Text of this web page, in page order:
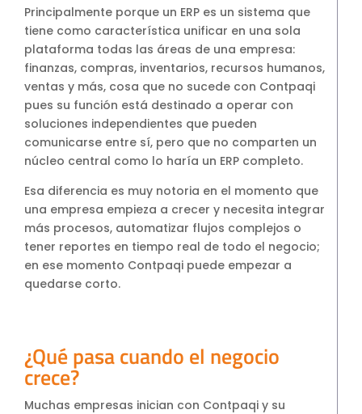
Principalmente porque un ERP es un sistema que
tiene como característica unificar en una sola
plataforma todas las áreas de una empresa:
finanzas, compras, inventarios, recursos humanos,
ventas y más, cosa que no sucede con Contpaqi
pues su función está destinado a operar con
soluciones independientes que pueden
comunicarse entre sí, pero que no comparten un
núcleo central como lo haría un ERP completo.
Esa diferencia es muy notoria en el momento que
una empresa empieza a crecer y necesita integrar
más procesos, automatizar flujos complejos o
tener reportes en tiempo real de todo el negocio;
en ese momento Contpaqi puede empezar a
quedarse corto.
¿Qué pasa cuando el negocio
crece?
Muchas empresas inician con Contpaqi y su